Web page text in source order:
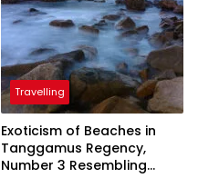
Travelling
Exoticism of Beaches in
Tanggamus Regency,
Number 3 Resembling